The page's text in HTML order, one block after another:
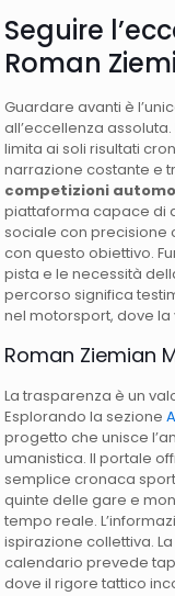
Seguire
Roman
Guardare avanti è
all’eccellenza
limita ai soli risultati
narrazione costante e
competizioni
piattaforma capace di
sociale con precisione
con questo obiettivo.
pista e le necessità
percorso significa
nel motorsport, dove
Roman Ziemian
La trasparenza è un
Esplorando la sezione
progetto che unisce
umanistica. Il portale
semplice cronaca
quinte delle gare e
tempo reale.
ispirazione collettiva.
calendario prevede
dove il rigore tattico